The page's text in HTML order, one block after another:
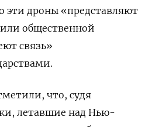
эти дроны «представляют
общественной
связь»
что, судя
летавшие над Нью-